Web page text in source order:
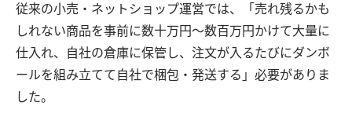
従来の小売・ネットショップ運営では、「売れ残るかも
しれない商品を事前に数十万円〜数百万円かけて大量に
仕入れ、自社の倉庫に保管し、注文が入るたびにダンボ
ールを組み立てて自社で梱包・発送する」必要がありま
した。